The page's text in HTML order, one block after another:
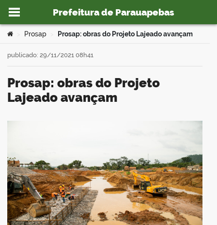
Ir para o conteúdo
Prefeitura de Parauapebas
portal
Você está aqui:
Prosap Prosap: obras do Projeto Lajeado avançam
Prosap: obras do Projeto
Lajeado avançam
publicado: 29/11/2021 08h41